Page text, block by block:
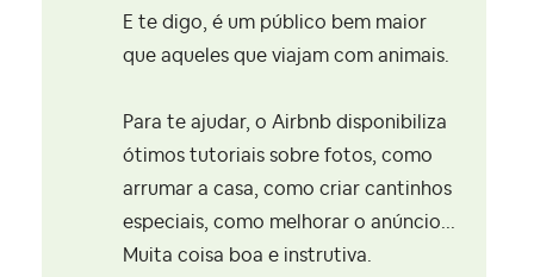
E te digo, é um público bem maior
que aqueles que viajam com animais.
Para te ajudar, o Airbnb disponibiliza
ótimos tutoriais sobre fotos, como
arrumar a casa, como criar cantinhos
especiais, como melhorar o anúncio...
Muita coisa boa e instrutiva.